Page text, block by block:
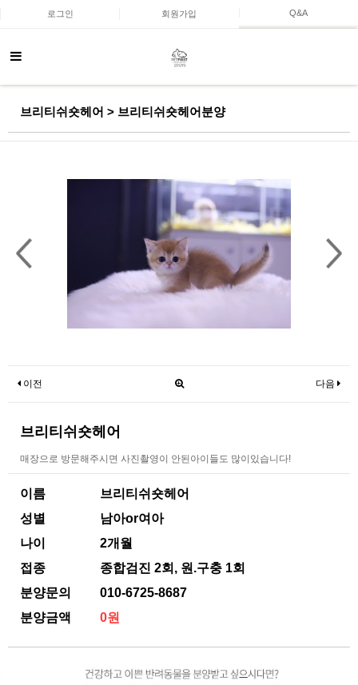
로그인 회원가입 Q&A
브리티쉬숏헤어 > 브리티쉬숏헤어분양
이전 다음
브리티쉬숏헤어
매장으로 방문해주시면 사진촬영이 안된아이들도 많이있습니다!
이름
브리티쉬숏헤어
성별
남아or여아
나이
2개월
접종
종합검진 2회, 원.구충 1회
분양문의
010-6725-8687
분양금액
0원